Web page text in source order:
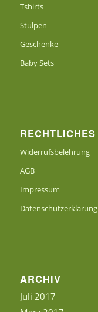
Tshirts
Stulpen
Geschenke
Baby Sets
RECHTLICHES
Widerrufsbelehrung
AGB
Impressum
Datenschutzerklärung
ARCHIV
Juli 2017